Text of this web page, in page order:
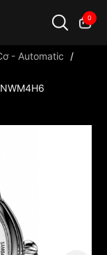
0
...
- Automatic
/